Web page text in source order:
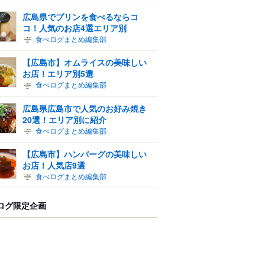
広島県でプリンを食べるならコ
コ！人気のお店4選エリア別
食べログまとめ編集部
【広島市】オムライスの美味しい
お店！エリア別5選
食べログまとめ編集部
広島県広島市で人気のお好み焼き
20選！エリア別に紹介
食べログまとめ編集部
【広島市】ハンバーグの美味しい
お店！人気店9選
食べログまとめ編集部
グ限定企画